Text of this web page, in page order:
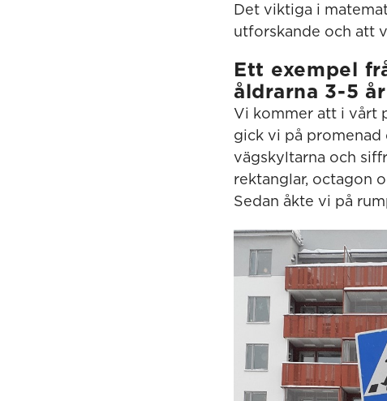
Det viktiga i
utforskande och att
Ett exempel
åldrarna 3-5 år
Vi kommer att i vårt
gick vi på
vägskyltarna och
rektanglar, octagon
Sedan åkte vi på